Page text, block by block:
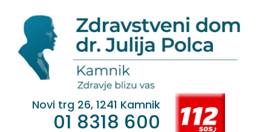
Novi trg 26, 1241 Kamnik
01 8318 600